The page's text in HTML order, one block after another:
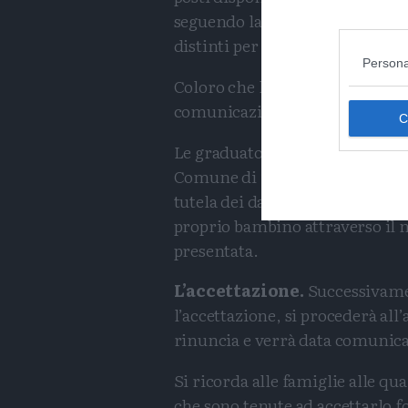
seguendo la graduatoria,
distinti per fasce d’età.
Coloro che hanno avuto
comunicazione “di cortesia”
Le graduatorie con le relative
Comune di Trento fino a
tutela dei dati dei minori. I
proprio bambino attraverso il
presentata.
L’accettazione.
l’accettazione, si procederà
rinuncia e verrà data
Si ricorda alle famiglie alle